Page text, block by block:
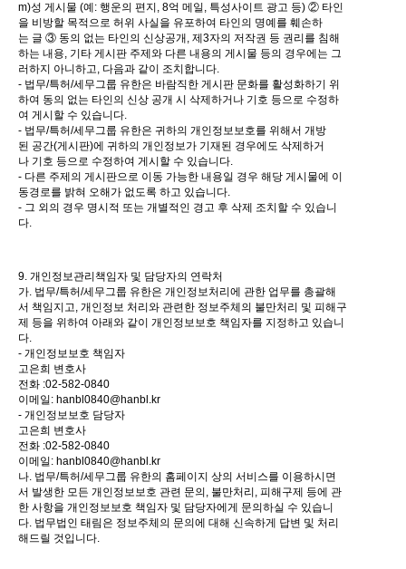
m)성 게시물 (예: 행운의 편지, 8억 메일, 특성사이트 광고 등) ② 타인
을 비방할 목적으로 허위 사실을 유포하여 타인의 명예를 훼손하
는 글 ③ 동의 없는 타인의 신상공개, 제3자의 저작권 등 권리를 침해
하는 내용, 기타 게시판 주제와 다른 내용의 게시물 등의 경우에는 그
러하지 아니하고, 다음과 같이 조치합니다.
- 법무/특허/세무그룹 유한은 바람직한 게시판 문화를 활성화하기 위
하여 동의 없는 타인의 신상 공개 시 삭제하거나 기호 등으로 수정하
여 게시할 수 있습니다.
- 법무/특허/세무그룹 유한은 귀하의 개인정보보호를 위해서 개방
된 공간(게시판)에 귀하의 개인정보가 기재된 경우에도 삭제하거
나 기호 등으로 수정하여 게시할 수 있습니다.
- 다른 주제의 게시판으로 이동 가능한 내용일 경우 해당 게시물에 이
동경로를 밝혀 오해가 없도록 하고 있습니다.
- 그 외의 경우 명시적 또는 개별적인 경고 후 삭제 조치할 수 있습니
다.
9. 개인정보관리책임자 및 담당자의 연락처
가. 법무/특허/세무그룹 유한은 개인정보처리에 관한 업무를 총괄해
서 책임지고, 개인정보 처리와 관련한 정보주체의 불만처리 및 피해구
제 등을 위하여 아래와 같이 개인정보보호 책임자를 지정하고 있습니
다.
- 개인정보보호 책임자
고은희 변호사
전화 :02-582-0840
이메일: hanbl0840@hanbl.kr
- 개인정보보호 담당자
고은희 변호사
전화 :02-582-0840
이메일: hanbl0840@hanbl.kr
나. 법무/특허/세무그룹 유한의 홈페이지 상의 서비스를 이용하시면
서 발생한 모든 개인정보보호 관련 문의, 불만처리, 피해구제 등에 관
한 사항을 개인정보보호 책임자 및 담당자에게 문의하실 수 있습니
다. 법무법인 태림은 정보주체의 문의에 대해 신속하게 답변 및 처리
해드릴 것입니다.